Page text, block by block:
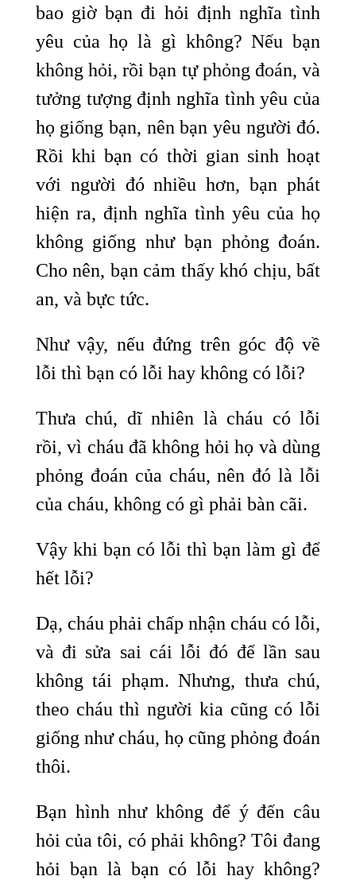
bao giờ bạn đi hỏi định nghĩa tình
yêu của họ là gì không? Nếu bạn
không hỏi, rồi bạn tự phỏng đoán, và
tưởng tượng định nghĩa tình yêu của
họ giống bạn, nên bạn yêu người đó.
Rồi khi bạn có thời gian sinh hoạt
với người đó nhiều hơn, bạn phát
hiện ra, định nghĩa tình yêu của họ
không giống như bạn phỏng đoán.
Cho nên, bạn cảm thấy khó chịu, bất
an, và bực tức.
Như vậy, nếu đứng trên góc độ về
lỗi thì bạn có lỗi hay không có lỗi?
Thưa chú, dĩ nhiên là cháu có lỗi
rồi, vì cháu đã không hỏi họ và dùng
phỏng đoán của cháu, nên đó là lỗi
của cháu, không có gì phải bàn cãi.
Vậy khi bạn có lỗi thì bạn làm gì để
hết lỗi?
Dạ, cháu phải chấp nhận cháu có lỗi,
và đi sửa sai cái lỗi đó để lần sau
không tái phạm. Nhưng, thưa chú,
theo cháu thì người kia cũng có lỗi
giống như cháu, họ cũng phỏng đoán
thôi.
Bạn hình như không để ý đến câu
hỏi của tôi, có phải không? Tôi đang
hỏi bạn là bạn có lỗi hay không?